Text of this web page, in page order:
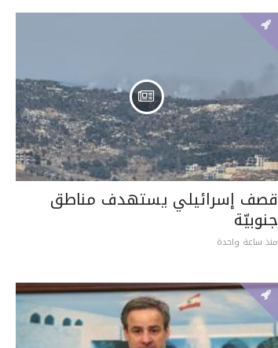
قصف إسرائيلي يستهدف مناطق
جنوبيّة
منذ ساعة واحدة